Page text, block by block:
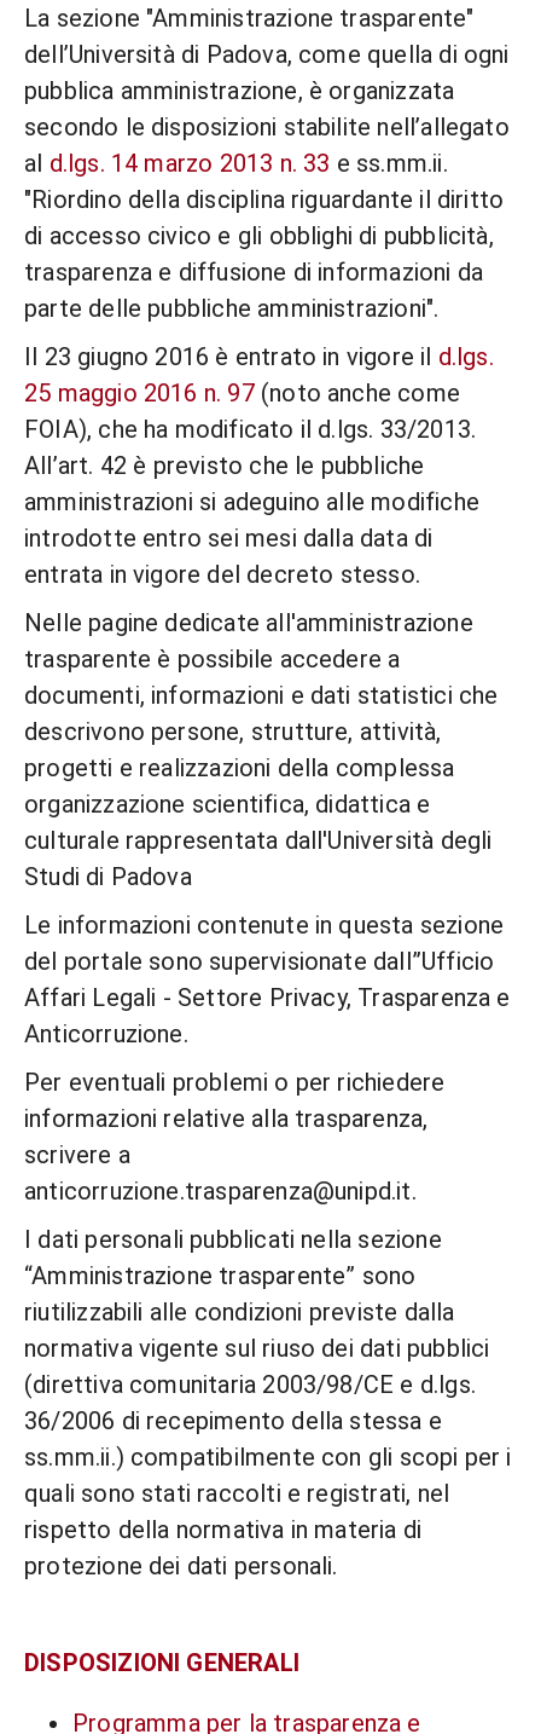
La sezione "Amministrazione trasparente"
dell’Università di Padova, come quella di ogni
pubblica amministrazione, è organizzata
secondo le disposizioni stabilite nell’allegato
al d.lgs. 14 marzo 2013 n. 33 e ss.mm.ii.
"Riordino della disciplina riguardante il diritto
di accesso civico e gli obblighi di pubblicità,
trasparenza e diffusione di informazioni da
parte delle pubbliche amministrazioni".
Il 23 giugno 2016 è entrato in vigore il d.lgs.
25 maggio 2016 n. 97(noto anche come
FOIA), che ha modificato il d.lgs. 33/2013.
All’art. 42 è previsto che le pubbliche
amministrazioni si adeguino alle modifiche
introdotte entro sei mesi dalla data di
entrata in vigore del decreto stesso.
Nelle pagine dedicate all'amministrazione
trasparente è possibile accedere a
documenti, informazioni e dati statistici che
descrivono persone, strutture, attività,
progetti e realizzazioni della complessa
organizzazione scientifica, didattica e
culturale rappresentata dall'Università degli
Studi di Padova
Le informazioni contenute in questa sezione
del portale sono supervisionate dall”Ufficio
Affari Legali - Settore Privacy, Trasparenza e
Anticorruzione.
Per eventuali problemi o per richiedere
informazioni relative alla trasparenza,
scrivere a
anticorruzione.trasparenza@unipd.it.
I dati personali pubblicati nella sezione
“Amministrazione trasparente” sono
riutilizzabili alle condizioni previste dalla
normativa vigente sul riuso dei dati pubblici
(direttiva comunitaria 2003/98/CE e d.lgs.
36/2006 di recepimento della stessa e
ss.mm.ii.) compatibilmente con gli scopi per i
quali sono stati raccolti e registrati, nel
rispetto della normativa in materia di
protezione dei dati personali.
DISPOSIZIONI GENERALI
Programma per la trasparenza e